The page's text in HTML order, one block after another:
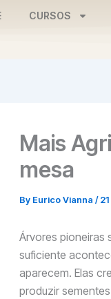
CURSOS
Mais
mesa
By Eurico Vianna /
Árvores pioneiras
suficiente
aparecem. Elas
produzir